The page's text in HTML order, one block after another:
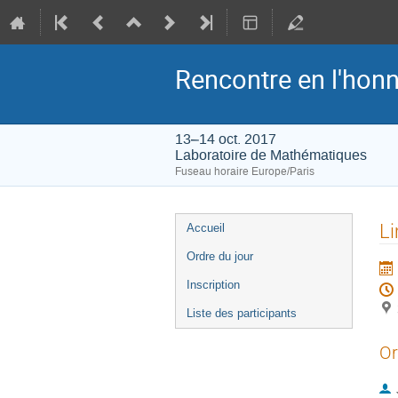
Rencontre en
13–14 oct. 2017
Laboratoire de Mathématiques
Fuseau horaire Europe/Paris
Menu
de
Accueil
Ordre du jour
Inscription
Liste des participants